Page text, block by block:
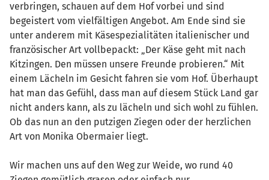
verbringen, schauen auf dem Hof vorbei und sind
begeistert vom vielfältigen Angebot. Am Ende sind sie
unter anderem mit Käsespezialitäten italienischer und
französischer Art vollbepackt: „Der Käse geht mit nach
Kitzingen. Den müssen unsere Freunde probieren.“ Mit
einem Lächeln im Gesicht fahren sie vom Hof. Überhaupt
hat man das Gefühl, dass man auf diesem Stück Land gar
nicht anders kann, als zu lächeln und sich wohl zu fühlen.
Ob das nun an den putzigen Ziegen oder der herzlichen
Art von Monika Obermaier liegt.
Wir machen uns auf den Weg zur Weide, wo rund 40